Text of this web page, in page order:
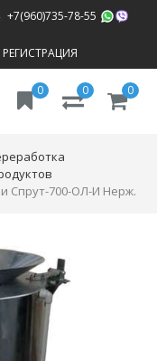
, +7(960)735-78-55
РЕГИСТРАЦИЯ
0
0
0
Спрут-700-ОЛ-И Нерж.